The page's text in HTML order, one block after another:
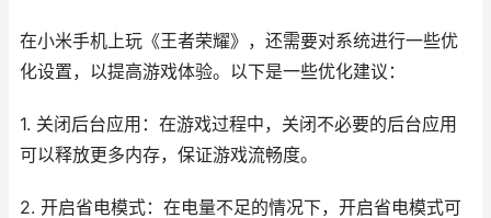
在小米手机上玩《王者荣耀》，还需要对系统进行一些优
化设置，以提高游戏体验。以下是一些优化建议：
1. 关闭后台应用：在游戏过程中，关闭不必要的后台应用
可以释放更多内存，保证游戏流畅度。
2. 开启省电模式：在电量不足的情况下，开启省电模式可